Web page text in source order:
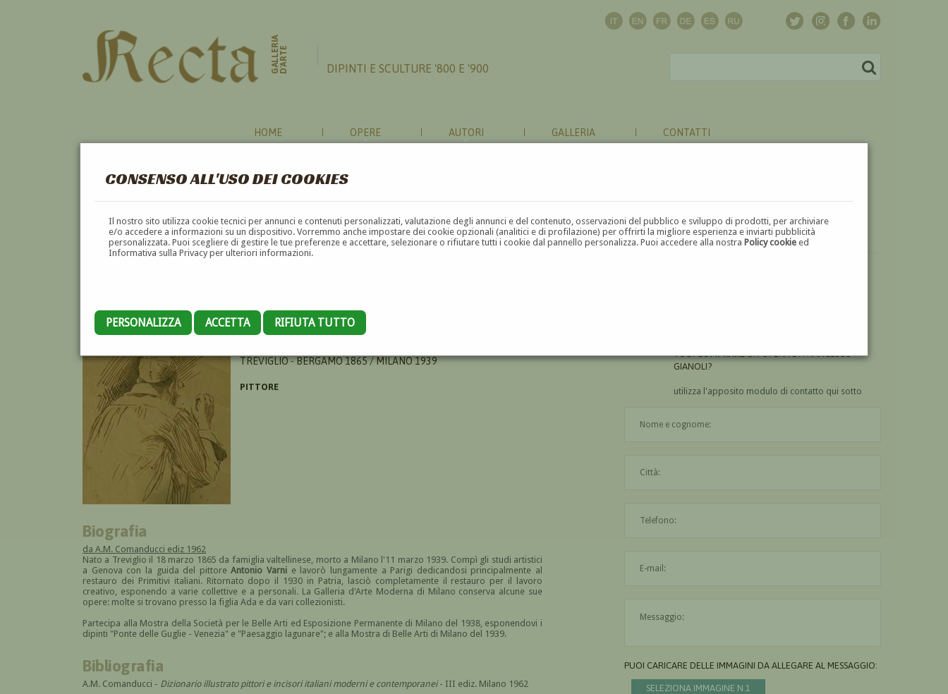
CONSENSO ALL'USO DEI COOKIES
Il nostro sito utilizza cookie tecnici per annunci e contenuti personalizzati, valutazione degli annunci e del contenuto, osservazioni del pubblico e sviluppo di prodotti, per archiviare
e/o accedere a informazioni su un dispositivo. Vorremmo anche impostare dei cookie opzionali (analitici e di profilazione) per offrirti la migliore esperienza e inviarti pubblicità
personalizzata. Puoi scegliere di gestire le tue preferenze e accettare, selezionare o rifiutare tutti i cookie dal pannello personalizza. Puoi accedere alla nostraPolicy cookie ed
Informativa sulla Privacy per ulteriori informazioni.
PERSONALIZZA ACCETTA RIFIUTA TUTTO
GALLERIAD'ARTE DIPINTI E SCULTURE '800 E '900
HOME OPERE AUTORI GALLERIA CONTATTI
FRANCESCO GIANOLI
TREVIGLIO - BERGAMO 1865 / MILANO 1939
PITTORE
Biografia
da A.M. Comanducci ediz 1962
Nato a Treviglio il 18 marzo 1865 da famiglia valtellinese, morto a Milano l'11 marzo 1939. Compì gli studi artistici
a Genova con la guida del pittoreAntonio Varni e lavorò lungamente a Parigi dedicandosi principalmente al
restauro dei Primitivi italiani. Ritornato dopo il 1930 in Patria, lasciò completamente il restauro per il lavoro
creativo, esponendo a varie collettive e a personali. La Galleria d'Arte Moderna di Milano conserva alcune sue
opere: molte si trovano presso la figlia Ada e da vari collezionisti.
Partecipa alla Mostra della Società per le Belle Arti ed Esposizione Permanente di Milano del 1938, esponendovi i
dipinti "Ponte delle Guglie - Venezia" e "Paesaggio lagunare"; e alla Mostra di Belle Arti di Milano del 1939.
Bibliografia
A.M. Comanducci - Dizionario illustrato pittori e incisori italiani moderni e contemporanei- III ediz. Milano 1962
VUOICOMPRAREUN'OPERA DI FRANCESCO
GIANOLI?
utilizza l'apposito modulo di contatto qui sotto
PUOI CARICARE DELLE IMMAGINI DA ALLEGARE AL MESSAGGIO:
SELEZIONA IMMAGINE N.1